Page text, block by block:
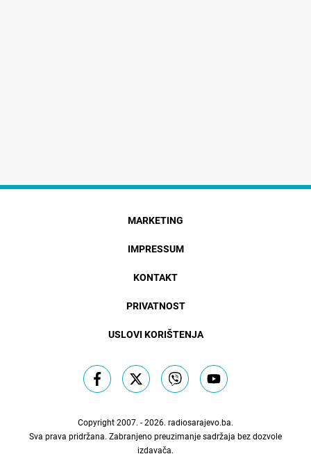
MARKETING
IMPRESSUM
KONTAKT
PRIVATNOST
USLOVI KORIŠTENJA
Copyright 2007. - 2026. radiosarajevo.ba.
Sva prava pridržana. Zabranjeno preuzimanje sadržaja bez dozvole
izdavača.